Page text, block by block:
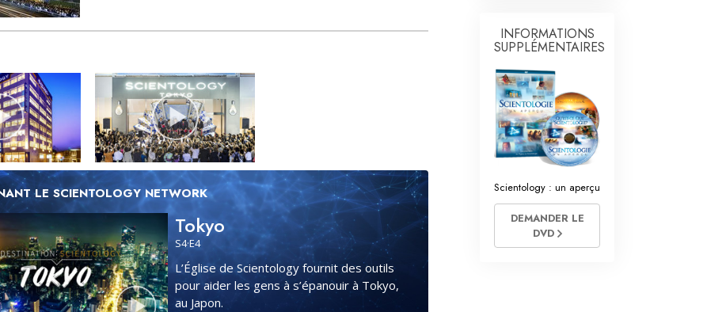
LE SCIENTOLOGY NETWORK
Tokyo
S4·E4
L’Église de Scientology fournit des outils
pour aider les gens à s’épanouir à Tokyo,
au Japon.
INFORMATIONS
SUPPLÉMENTAIRES
Scientology : un aperçu
DEMANDER LE
DVD